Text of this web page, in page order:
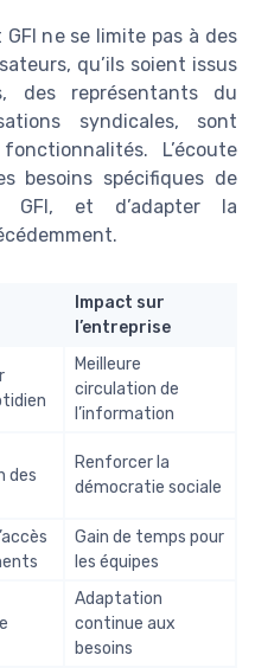
ne se limite pas à des
qu’ils soient issus
des représentants du
syndicales, sont
L’écoute
besoins spécifiques de
GFI, et d’adapter la
Impact sur
l’entreprise
Meilleure
circulation de
l’information
des
Renforcer la
démocratie sociale
Gain de temps pour
les équipes
Adaptation
continue aux
besoins